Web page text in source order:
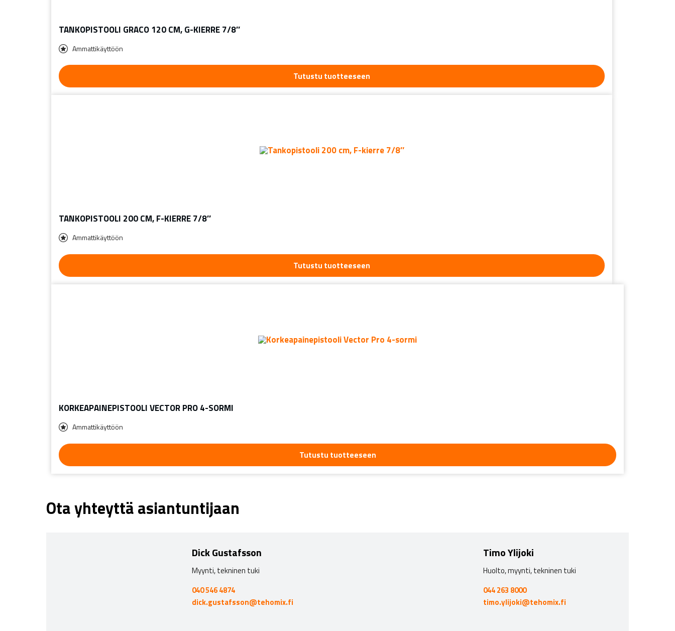
TANKOPISTOOLI GRACO 120 CM, G-KIERRE 7/8″
Ammattikäyttöön
Tutustu tuotteeseen
TANKOPISTOOLI 200 CM, F-KIERRE 7/8″
Ammattikäyttöön
Tutustu tuotteeseen
KORKEAPAINEPISTOOLI VECTOR PRO 4-SORMI
Ammattikäyttöön
Tutustu tuotteeseen
Ota yhteyttä asiantuntijaan
Dick Gustafsson
Myynti, tekninen tuki
040 546 4874
dick.gustafsson@tehomix.fi
Timo Ylijoki
Huolto, myynti, tekninen tuki
044 263 8000
timo.ylijoki@tehomix.fi